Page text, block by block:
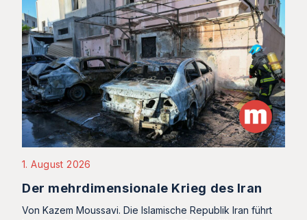
1. August 2026
Der mehrdimensionale Krieg des Iran
Von Kazem Moussavi. Die Islamische Republik Iran führt